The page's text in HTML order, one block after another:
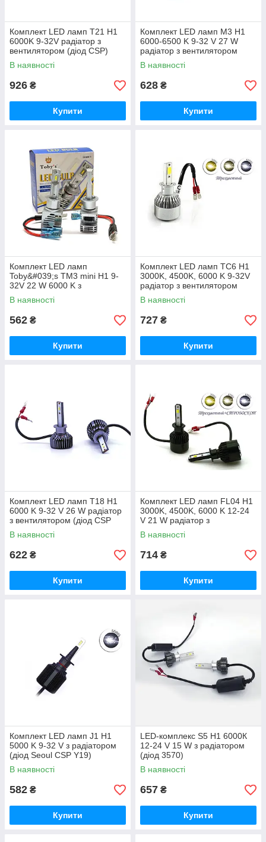
Комплект LED ламп T21 H1
6000K 9-32V радіатор з
вентилятором (діод CSP)
В наявності
926 ₴
Купити
Комплект LED ламп M3 H1
6000-6500 K 9-32 V 27 W
радіатор з вентилятором
(діод ZES)
В наявності
628 ₴
Купити
Комплект LED ламп
Toby&#039;s TM3 mini H1 9-
32V 22 W 6000 K з
радіатором (діод 1860)
В наявності
562 ₴
Купити
Комплект LED ламп TC6 H1
3000K, 4500K, 6000 K 9-32V
радіатор з вентилятором
(chip COB)
В наявності
727 ₴
Купити
Комплект LED ламп T18 H1
6000 K 9-32 V 26 W радіатор
з вентилятором (діод CSP
1860)
В наявності
622 ₴
Купити
Комплект LED ламп FL04 H1
3000K, 4500K, 6000 K 12-24
V 21 W радіатор з
вентилятором (діод Taiwan
1860) + стробоскоп
В наявності
714 ₴
Купити
Комплект LED ламп J1 H1
5000 K 9-32 V з радіатором
(діод Seoul CSP Y19)
В наявності
582 ₴
Купити
LED-комплекс S5 H1 6000К
12-24 V 15 W з радіатором
(діод 3570)
В наявності
657 ₴
Купити